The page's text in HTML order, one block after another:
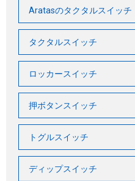
Aratasのタクタルスイッチ
タクタルスイッチ
ロッカースイッチ
押ボタンスイッチ
トグルスイッチ
ディップスイッチ